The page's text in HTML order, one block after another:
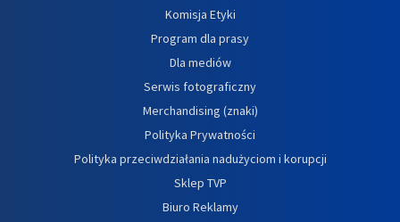
Komisja Etyki
Program dla prasy
Dla mediów
Serwis fotograficzny
Merchandising (znaki)
Polityka Prywatności
Polityka przeciwdziałania nadużyciom i korupcji
Sklep TVP
Biuro Reklamy